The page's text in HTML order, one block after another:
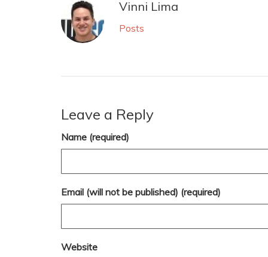
Vinni Lima
Posts
Leave a Reply
Name (required)
Email (will not be published) (required)
Website